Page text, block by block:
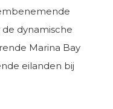
dynamische
Marina Bay
eilanden bij